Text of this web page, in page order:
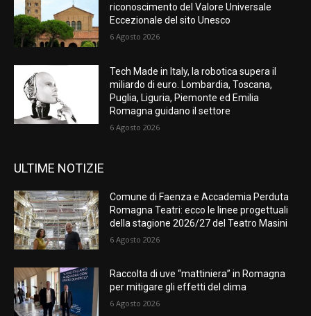
riconoscimento del Valore Universale
Eccezionale del sito Unesco
6 Agosto 2026
Tech Made in Italy, la robotica supera il
miliardo di euro. Lombardia, Toscana,
Puglia, Liguria, Piemonte ed Emilia
Romagna guidano il settore
6 Agosto 2026
ULTIME NOTIZIE
Comune di Faenza e Accademia Perduta
Romagna Teatri: ecco le linee progettuali
della stagione 2026/27 del Teatro Masini
6 Agosto 2026
Raccolta di uve “mattiniera” in Romagna
per mitigare gli effetti del clima
6 Agosto 2026